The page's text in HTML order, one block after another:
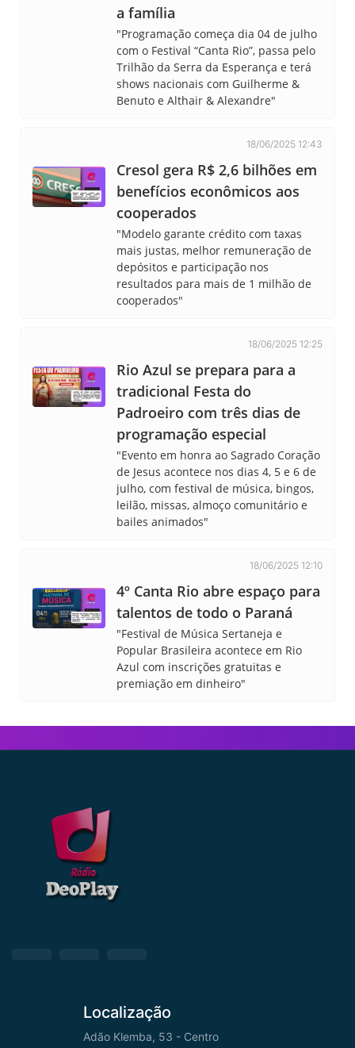
a família
"Programação começa dia 04 de julho
com o Festival “Canta Rio”, passa pelo
Trilhão da Serra da Esperança e terá
shows nacionais com Guilherme &
Benuto e Althair & Alexandre"
18/06/2025 12:43
Cresol gera R$ 2,6 bilhões em
benefícios econômicos aos
cooperados
"Modelo garante crédito com taxas
mais justas, melhor remuneração de
depósitos e participação nos
resultados para mais de 1 milhão de
cooperados"
18/06/2025 12:25
Rio Azul se prepara para a
tradicional Festa do
Padroeiro com três dias de
programação especial
"Evento em honra ao Sagrado Coração
de Jesus acontece nos dias 4, 5 e 6 de
julho, com festival de música, bingos,
leilão, missas, almoço comunitário e
bailes animados"
18/06/2025 12:10
4º Canta Rio abre espaço para
talentos de todo o Paraná
"Festival de Música Sertaneja e
Popular Brasileira acontece em Rio
Azul com inscrições gratuitas e
premiação em dinheiro"
Localização
Adão Klemba, 53 - Centro